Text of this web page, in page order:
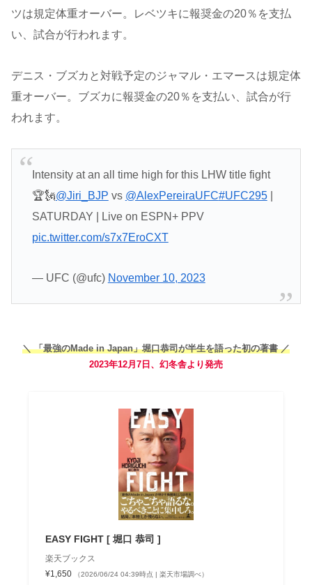
ツは規定体重オーバー。レベツキに報奨金の20％を支払
い、試合が行われます。
デニス・ブズカと対戦予定のジャマル・エマースは規定体
重オーバー。ブズカに報奨金の20％を支払い、試合が行
われます。
Intensity at an all time high for this LHW title fight
🏆🗽@Jiri_BJP vs @AlexPereiraUFC#UFC295|
SATURDAY | Live on ESPN+ PPV
pic.twitter.com/s7x7EroCXT
— UFC (@ufc) November 10, 2023
＼ 「最強のMade in Japan」堀口恭司が半生を語った初の著書 ／
2023年12月7日、幻冬舎より発売
EASY FIGHT [ 堀口 恭司 ]
楽天ブックス
¥1,650
（2026/06/24 04:39時点 | 楽天市場調べ）